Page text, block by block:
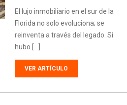
El lujo inmobiliario en el sur de la
Florida no solo evoluciona; se
reinventa a través del legado. Si
hubo […]
VER ARTÍCULO